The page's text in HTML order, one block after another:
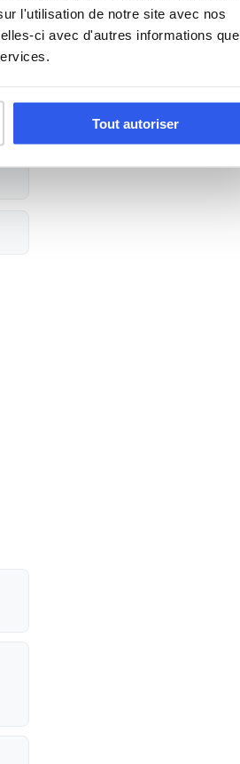
l'utilisation de notre site avec nos
ci avec d'autres informations que
Tout autoriser